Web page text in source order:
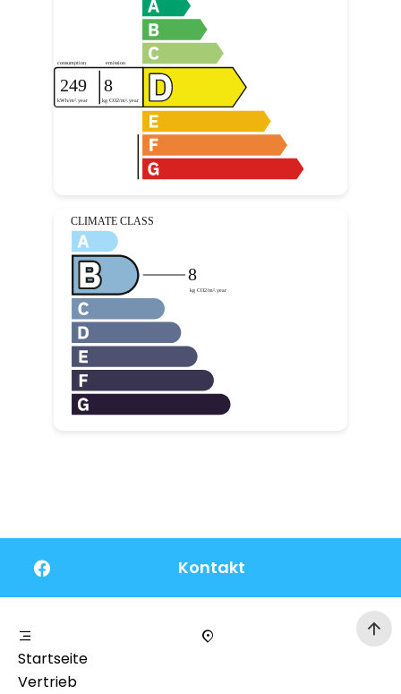
Kontakt
Startseite
Vertrieb